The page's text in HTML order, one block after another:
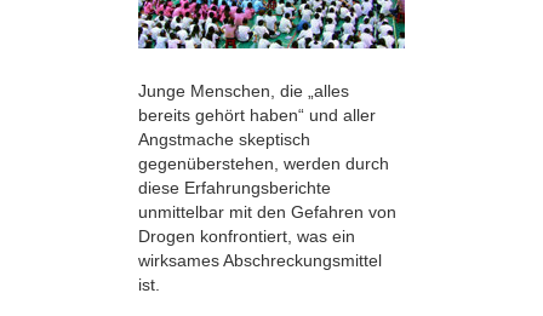
Junge Menschen, die „alles
bereits gehört haben“ und aller
Angstmache skeptisch
gegenüberstehen, werden durch
diese Erfahrungsberichte
unmittelbar mit den Gefahren von
Drogen konfrontiert, was ein
wirksames Abschreckungsmittel
ist.